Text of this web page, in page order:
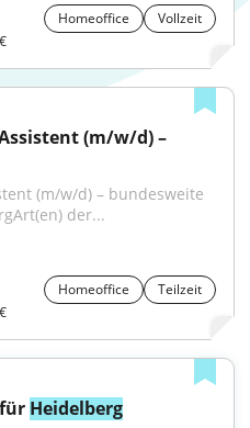
Homeoffice
Vollzeit
(m/w/d) –
(m/w/d) – bundesweite
der...
Homeoffice
Teilzeit
Heidelberg